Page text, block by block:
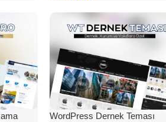
WordPress Dernek Teması